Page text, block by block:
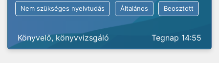
Nem szükséges nyelvtudás Általános Beosztott
Könyvelő, könyvvizsgáló Tegnap 14:55